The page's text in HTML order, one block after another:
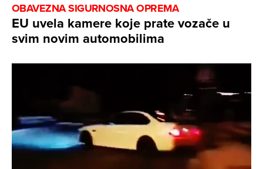
OBAVEZNA SIGURNOSNA OPREMA
EU uvela kamere koje prate vozače u
svim novim automobilima